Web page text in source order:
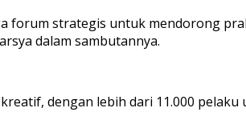
forum strategis untuk mendorong
dalam sambutannya.
dengan lebih dari 11.000